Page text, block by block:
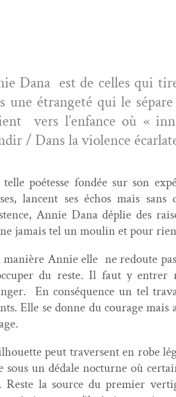
Dana est de celles qui
une étrangeté qui le
vers l’enfance où «
/ Dans la vio­lence
telle poétesse fondée sur son
lan­cent ses échos mais
Annie Dana déplie des
jamais tel un moulin et pour
manière Annie elle ne red­oute
du reste. Il faut y
En con­séquence un tel
Elle se donne du courage mais
peut tra­versent en robe
sous un dédale noc­turne où
Reste la source du pre­mier